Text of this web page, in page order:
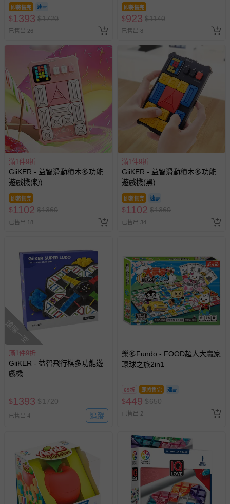
即將售完
$1393 $1720
已售出 26
即將售完
$923 $1140
已售出 8
滿1件9折
GiiKER - 益智滑動積木多功能
遊戲機(粉)
即將售完
$1102 $1360
已售出 18
滿1件9折
GiiKER - 益智滑動積木多功能
遊戲機(黑)
即將售完
$1102 $1360
已售出 34
搶購一空
滿1件9折
GiiKER - 益智飛行棋多功能遊
戲機
$1393 $1720
已售出 4 追蹤
樂多Fundo - FOOD超人大贏家
環球之旅2in1
69折 即將售完
$449 $650
已售出 2